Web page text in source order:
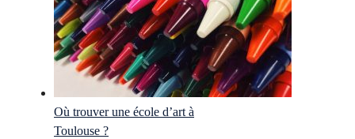
Où trouver une école d’art à
Toulouse ?